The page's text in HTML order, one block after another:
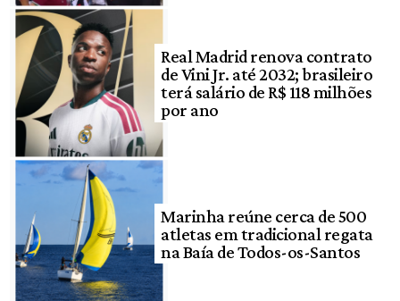
Real Madrid renova contrato
de Vini Jr. até 2032; brasileiro
terá salário de R$ 118 milhões
por ano
Marinha reúne cerca de 500
atletas em tradicional regata
na Baía de Todos-os-Santos